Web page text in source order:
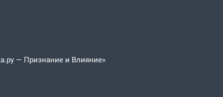
— Признание и Влияние»